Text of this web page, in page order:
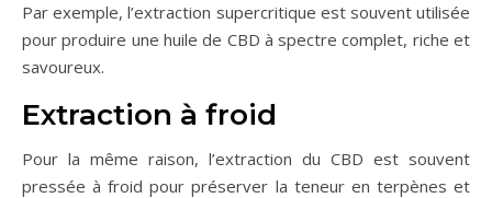
Par exemple, l’extraction supercritique est souvent utilisée
pour produire une huile de CBD à spectre complet, riche et
savoureux.
Extraction à froid
Pour la même raison, l’extraction du CBD est souvent
pressée à froid pour préserver la teneur en terpènes et